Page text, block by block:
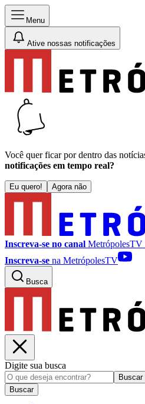
Menu
Ative nossas notificações
Você quer ficar por dentro das
notificações em tempo real?
Eu quero! Agora não
Inscreva-se no canal MetrópolesTV
Inscreva-se na MetrópolesTV
Busca
Digite sua busca
Buscar
Buscar